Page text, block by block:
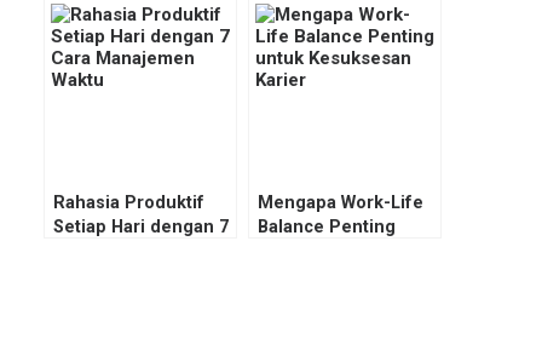
Profesional
Space
Rahasia Produktif
Setiap Hari dengan 7
Mengapa Work-Life
Balance Penting